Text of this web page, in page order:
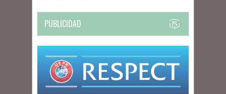
PUBLICIDAD